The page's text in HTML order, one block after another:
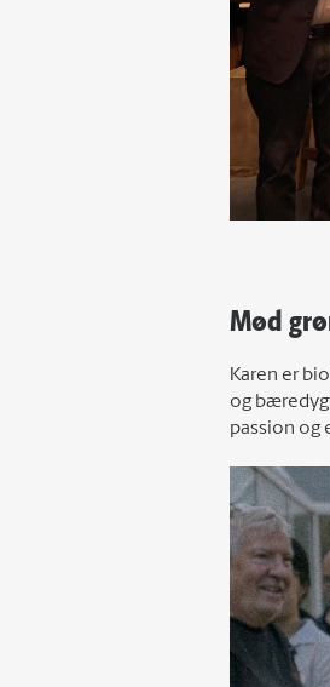
Mød
Karen er
og
passion og